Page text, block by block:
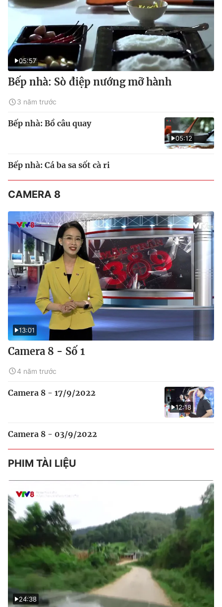
05:57
Bếp nhà: Sò điệp nướng mỡ hành
3 năm trước
05:12
Bếp nhà: Bồ câu quay
Bếp nhà: Cá ba sa sốt cà ri
CAMERA 8
13:01
Camera 8 - Số 1
4 năm trước
12:18
Camera 8 - 17/9/2022
Camera 8 - 03/9/2022
PHIM TÀI LIỆU
24:38